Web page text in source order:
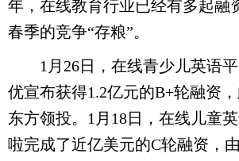
年，在线教育行业已经有多起融
春季的竞争“存粮”。
1月26日，在线青少儿英语平
优宣布获得1.2亿元的B+轮融资
东方领投。1月18日，在线儿童
啦完成了近亿美元的C轮融资，